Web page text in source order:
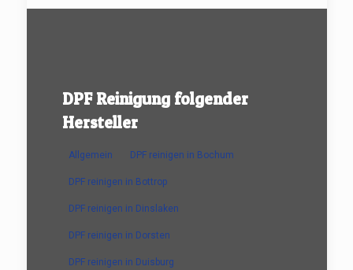
DPF Reinigung folgender
Hersteller
Allgemein DPF reinigen in Bochum
DPF reinigen in Bottrop
DPF reinigen in Dinslaken
DPF reinigen in Dorsten
DPF reinigen in Duisburg